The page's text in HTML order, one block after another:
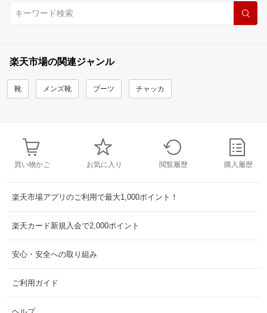
楽天市場の関連ジャンル
靴 メンズ靴 ブーツ チャッカ
買い物かご お気に入り 閲覧履歴 購入履歴
楽天市場アプリのご利用で最大1,000ポイント！
楽天カード新規入会で2,000ポイント
安心・安全への取り組み
ご利用ガイド